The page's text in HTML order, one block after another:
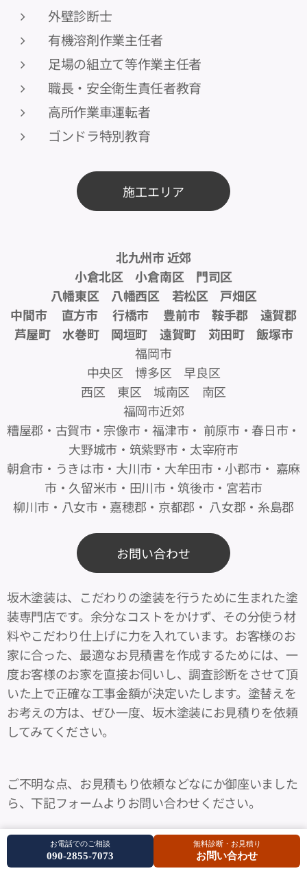
外壁診断士
有機溶剤作業主任者
足場の組立て等作業主任者
職長・安全衛生責任者教育
高所作業車運転者
ゴンドラ特別教育
施工エリア
北九州市 近郊
小倉北区 小倉南区 門司区
八幡東区 八幡西区 若松区 戸畑区
中間市 直方市 行橋市 豊前市 鞍手郡 遠賀郡
芦屋町 水巻町 岡垣町 遠賀町 苅田町 飯塚市
福岡市
中央区 博多区 早良区
西区 東区 城南区 南区
福岡市近郊
糟屋郡・古賀市・宗像市・福津市・ 前原市・春日市・
大野城市・筑紫野市・太宰府市
朝倉市・うきは市・大川市・大牟田市・小郡市・ 嘉麻
市・久留米市・田川市・筑後市・宮若市
柳川市・八女市・嘉穂郡・京都郡・ 八女郡・糸島郡
お問い合わせ
坂木塗装は、こだわりの塗装を行うために生まれた塗
装専門店です。余分なコストをかけず、その分使う材
料やこだわり仕上げに力を入れています。お客様のお
家に合った、最適なお見積書を作成するためには、一
度お客様のお家を直接お伺いし、調査診断をさせて頂
いた上で正確な工事金額が決定いたします。塗替えを
お考えの方は、ぜひ一度、坂木塗装にお見積りを依頼
してみてください。
ご不明な点、お見積もり依頼などなにか御座いました
ら、下記フォームよりお問い合わせください。
ご相談例：今までメールで一番多いご質問・ご相談の
お問い合わせ
お電話でのご相談
090-2855-7073
無料診断・お見積り
お問い合わせ